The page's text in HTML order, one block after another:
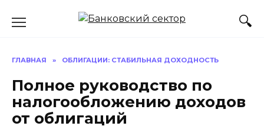
ГЛАВНАЯ » ОБЛИГАЦИИ: СТАБИЛЬНАЯ ДОХОДНОСТЬ
Полное руководство по
налогообложению доходов
от облигаций